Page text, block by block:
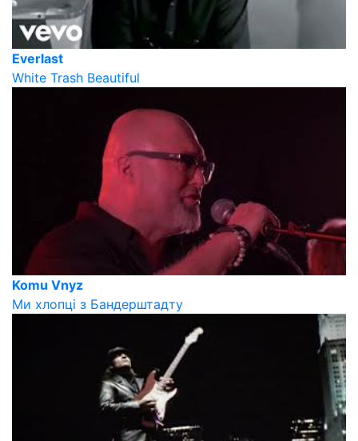
Everlast
White Trash Beautiful
Komu Vnyz
Ми хлопці з Бандерштадту